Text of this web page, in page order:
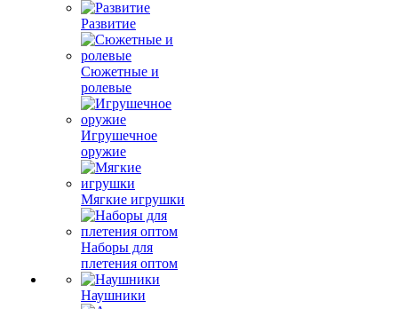
Развитие
Сюжетные и
ролевые
Игрушечное
оружие
Мягкие игрушки
Наборы для
плетения оптом
Наушники